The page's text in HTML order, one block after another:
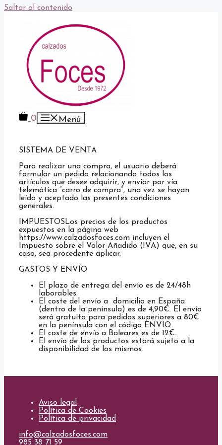
Saltar al contenido
0 Menú
SISTEMA DE VENTA
Para realizar una compra, el usuario deberá
formular un pedido relacionando todos los
artículos que desee adquirir, y enviar por vía
telemática “carro de compra”, una vez se hayan
leído y aceptado las presentes condiciones
generales.
IMPUESTOSLos precios de los productos
expuestos en la página web
https://www.calzadosfoces.com incluyen el
Impuesto sobre el Valor Añadido (IVA) que, en su
caso, sea procedente aplicar.
GASTOS Y ENVÍO
El plazo de entrega del envío es de 24/48h
laborables.
El coste del envío a domicilio en España
(dentro de la península) es de 4,90€. El envío
será gratuito para pedidos superiores a 80€
en la península con el código ENVIO .
El coste de envío a Baleares es de 12€.
El envío de los productos estará sujeto a la
disponibilidad de los mismos.
Aviso legal
Política de Cookies
Política de privacidad
info@calzadosfoces.com
985 38 71 59